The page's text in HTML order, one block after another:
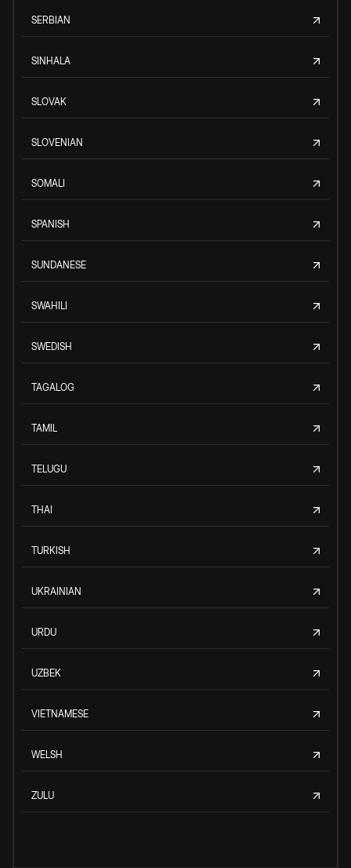
SERBIAN
SINHALA
SLOVAK
SLOVENIAN
SOMALI
SPANISH
SUNDANESE
SWAHILI
SWEDISH
TAGALOG
TAMIL
TELUGU
THAI
TURKISH
UKRAINIAN
URDU
UZBEK
VIETNAMESE
WELSH
ZULU